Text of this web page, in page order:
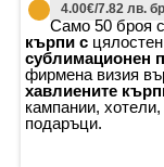
4.00€/7.82 лв. бр
Само 50 броя
кърпи с цялостен
сублимационен
фирмена визия
хавлиените
кампании,
подаръци.